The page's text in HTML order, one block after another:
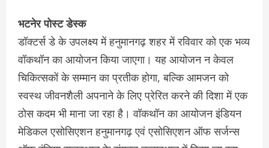
भटनेर पोस्ट डेस्क
डॉक्टर्स डे के उपलक्ष्य में हनुमानगढ़ शहर में रविवार को एक भव्य
वॉकथॉन का आयोजन किया जाएगा। यह आयोजन न केवल
चिकित्सकों के सम्मान का प्रतीक होगा, बल्कि आमजन को
स्वस्थ जीवनशैली अपनाने के लिए प्रेरित करने की दिशा में एक
ठोस कदम भी माना जा रहा है। वॉकथॉन का आयोजन इंडियन
मेडिकल एसोसिएशन हनुमानगढ़ एवं एसोसिएशन ऑफ सर्जन्स